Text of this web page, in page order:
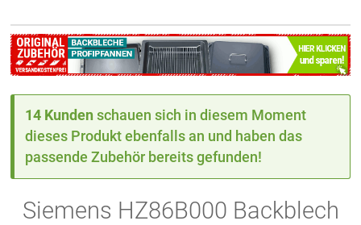
14 Kunden schauen sich in diesem Moment
dieses Produkt ebenfalls an und haben das
passende Zubehör bereits gefunden!
Siemens HZ86B000 Backblech